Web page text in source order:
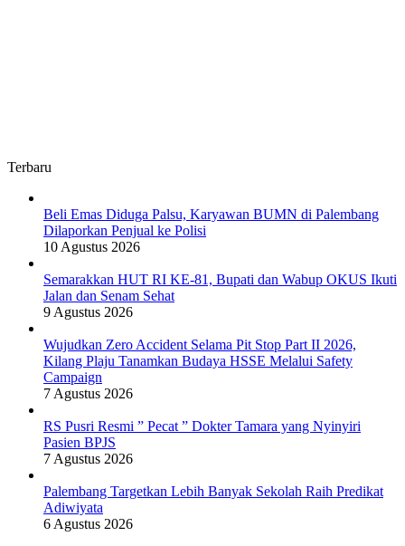
Terbaru
Beli Emas Diduga Palsu, Karyawan BUMN di Palembang
Dilaporkan Penjual ke Polisi
10 Agustus 2026
Semarakkan HUT RI KE-81, Bupati dan Wabup OKUS Ikuti
Jalan dan Senam Sehat
9 Agustus 2026
Wujudkan Zero Accident Selama Pit Stop Part II 2026,
Kilang Plaju Tanamkan Budaya HSSE Melalui Safety
Campaign
7 Agustus 2026
RS Pusri Resmi ” Pecat ” Dokter Tamara yang Nyinyiri
Pasien BPJS
7 Agustus 2026
Palembang Targetkan Lebih Banyak Sekolah Raih Predikat
Adiwiyata
6 Agustus 2026